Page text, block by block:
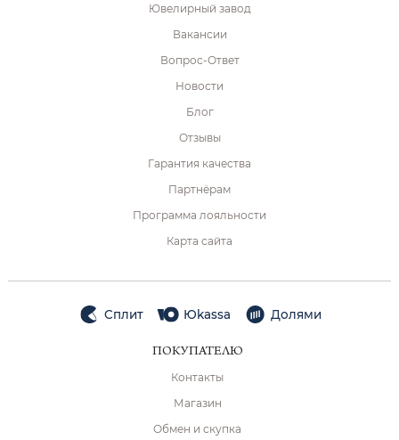
Ювелирный завод
Вакансии
Вопрос-Ответ
Новости
Блог
Отзывы
Гарантия качества
Партнёрам
Программа лояльности
Карта сайта
Сплит Юkassa Долями
ПОКУПАТЕЛЮ
Контакты
Магазин
Обмен и скупка